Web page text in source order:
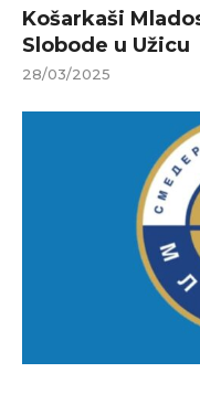
Košarkaši
Slobode u Užicu
28/03/2025